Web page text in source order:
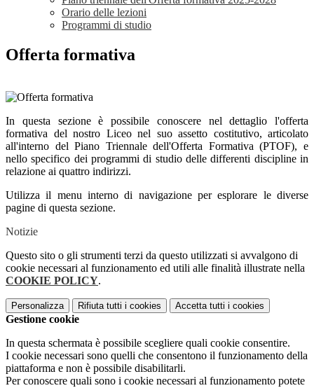
Orario delle lezioni
Programmi di studio
Offerta formativa
In questa sezione è possibile conoscere nel dettaglio l'offerta
formativa del nostro Liceo nel suo assetto costitutivo, articolato
all'interno del Piano Triennale dell'Offerta Formativa (PTOF), e
nello specifico dei programmi di studio delle differenti discipline in
relazione ai quattro indirizzi.
Utilizza il menu interno di navigazione per esplorare le diverse
pagine di questa sezione.
Notizie
Questo sito o gli strumenti terzi da questo utilizzati si avvalgono di
cookie necessari al funzionamento ed utili alle finalità illustrate nella
COOKIE POLICY.
Personalizza Rifiuta tutti i cookies Accetta tutti i cookies
Gestione cookie
In questa schermata è possibile scegliere quali cookie consentire.
I cookie necessari sono quelli che consentono il funzionamento della
piattaforma e non è possibile disabilitarli.
Per conoscere quali sono i cookie necessari al funzionamento potete